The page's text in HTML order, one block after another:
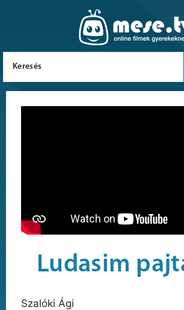
Ludasim
Szalóki Ági